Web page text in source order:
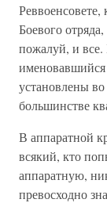
Боевого
пожалуй, и
установлены
большинстве
В аппаратной
всякий, кто
аппаратную,
превосходно